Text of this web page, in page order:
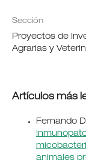
Sección
Proyectos de
Agrarias y
Artículos más
Fernando
animales